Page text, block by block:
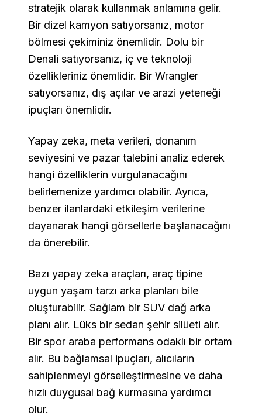
stratejik olarak kullanmak anlamına gelir.
Bir dizel kamyon satıyorsanız, motor
bölmesi çekiminiz önemlidir. Dolu bir
Denali satıyorsanız, iç ve teknoloji
özellikleriniz önemlidir. Bir Wrangler
satıyorsanız, dış açılar ve arazi yeteneği
ipuçları önemlidir.
Yapay zeka, meta verileri, donanım
seviyesini ve pazar talebini analiz ederek
hangi özelliklerin vurgulanacağını
belirlemenize yardımcı olabilir. Ayrıca,
benzer ilanlardaki etkileşim verilerine
dayanarak hangi görsellerle başlanacağını
da önerebilir.
Bazı yapay zeka araçları, araç tipine
uygun yaşam tarzı arka planları bile
oluşturabilir. Sağlam bir SUV dağ arka
planı alır. Lüks bir sedan şehir silüeti alır.
Bir spor araba performans odaklı bir ortam
alır. Bu bağlamsal ipuçları, alıcıların
sahiplenmeyi görselleştirmesine ve daha
hızlı duygusal bağ kurmasına yardımcı
olur.